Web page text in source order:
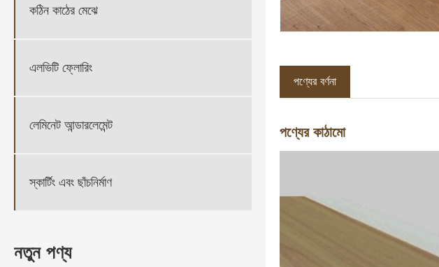
কঠিন কাঠের মেঝে
এলভিটি ফ্লোরিং
লেমিনেট আন্ডারলেমেন্ট
স্কার্টিং এবং ছাঁচনির্মাণ
নতুন পণ্য
পণ্যের বর্ণনা
পণ্যের কাঠামো